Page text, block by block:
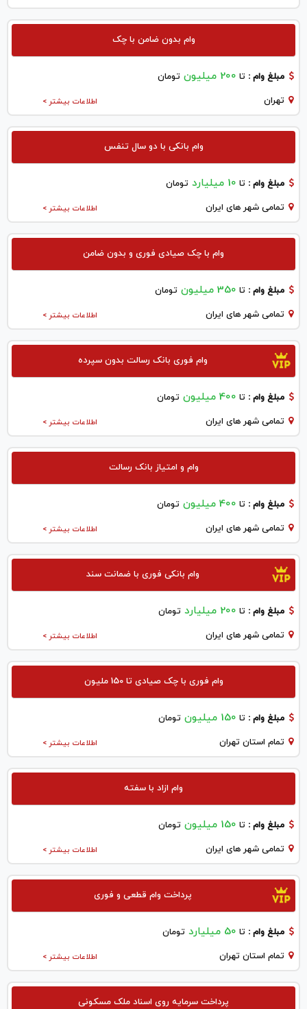
وام بدون ضامن با چک
مبلغ وام : تا 200 میلیون تومان
اطلاعات بیشتر > تهران
وام بانکی با دو سال تنفس
مبلغ وام : تا 10 میلیارد تومان
اطلاعات بیشتر > تمامی شهر های ایران
وام با چک صیادی فوری و بدون ضامن
مبلغ وام : تا 350 میلیون تومان
اطلاعات بیشتر > تمامی شهر های ایران
وام فوری بانک رسالت بدون سپرده
مبلغ وام : تا 400 میلیون تومان
اطلاعات بیشتر > تمامی شهر های ایران
وام و امتیاز بانک رسالت
مبلغ وام : تا 400 میلیون تومان
اطلاعات بیشتر > تمامی شهر های ایران
وام بانکی فوری با ضمانت سند
مبلغ وام : تا 200 میلیارد تومان
اطلاعات بیشتر > تمامی شهر های ایران
وام فوری با چک صیادی تا 150 ملیون
مبلغ وام : تا 150 میلیون تومان
اطلاعات بیشتر > تمام استان تهران
وام ازاد با سفته
مبلغ وام : تا 150 میلیون تومان
اطلاعات بیشتر > تمامی شهر های ایران
پرداخت وام قطعی و فوری
مبلغ وام : تا 50 میلیارد تومان
اطلاعات بیشتر > تمام استان تهران
پرداخت سرمایه روی اسناد ملک مسکونی